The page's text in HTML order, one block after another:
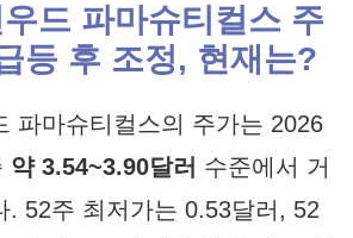
드 파마슈티컬스 주
등 후 조정, 현재는?
파마슈티컬스의 주가는 2026
약 3.54~3.90달러 수준에서 거
. 52주 최저가는 0.53달러, 52